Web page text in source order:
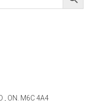
, ON. M6C 4A4